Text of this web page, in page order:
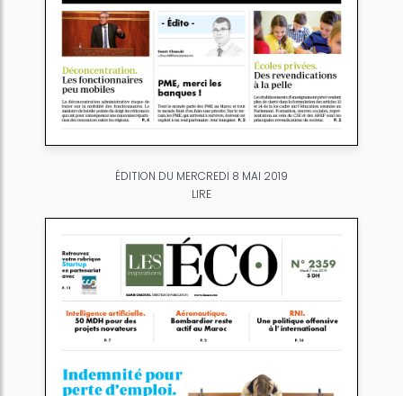
ÉDITION DU MERCREDI 8 MAI 2019
LIRE